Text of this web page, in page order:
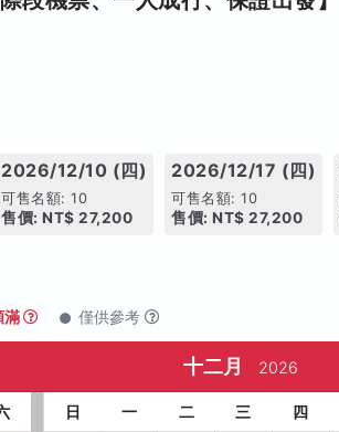
2026/12/10 (四)
可售名額: 10
售價: NT$ 27,200
2026/12/17 (四)
可售名額: 10
售價: NT$ 27,200
滿 僅供參考
十二月 2026
日 一 二 三 四